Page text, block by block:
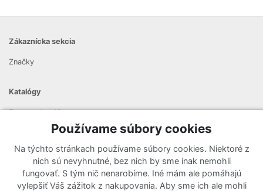
Zákaznícka sekcia
Značky
Katalógy
Zoznam katalógov
Zaregistrujte sa k odberu nášho newslettera a nenechajte si
ujsť žiadne ponuky ani nové produkty.
Používame súbory cookies
Na týchto stránkach používame súbory cookies. Niektoré z
nich sú nevyhnutné, bez nich by sme inak nemohli
fungovať. S tým nič nenarobíme. Iné mám ale pomáhajú
vylepšiť Váš zážitok z nakupovania. Aby sme ich ale mohli